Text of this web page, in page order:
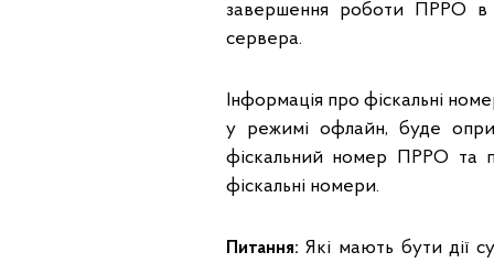
завершення роботи ПРРО в
сервера.
Інформація про фіскальні
у режимі офлайн, буде
фіскальний номер ПРРО та
фіскальні номери.
Питання: Які мають бути дії